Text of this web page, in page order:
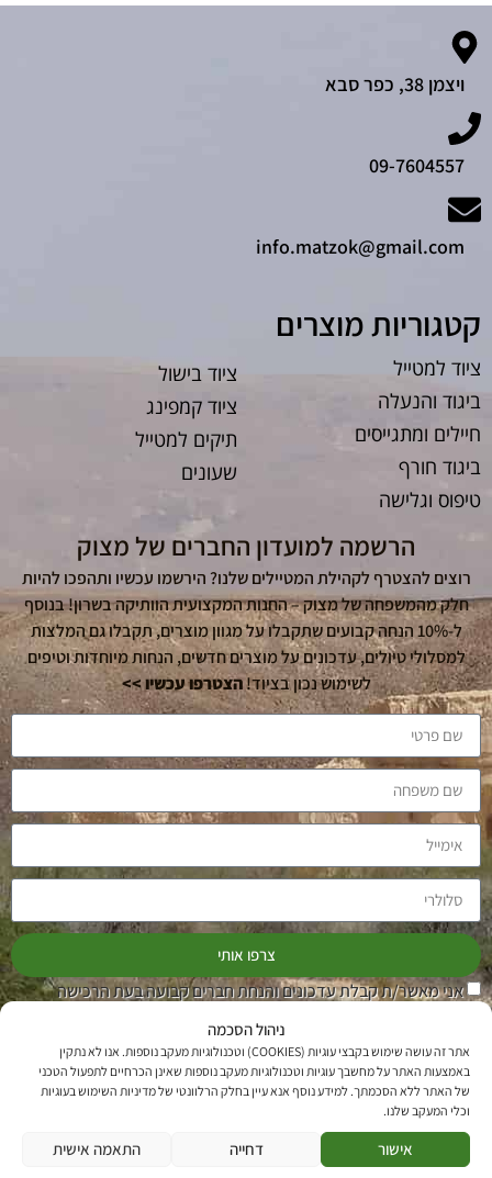
ניהול הסכמה
אתר זה עושה שימוש בקבצי עוגיות (COOKIES) וטכנולוגיות מעקב נוספות. אנו לא נתקין
באמצעות האתר על מחשבך עוגיות וטכנולוגיות מעקב נוספות שאינן הכרחיים לתפעול הטכני
של האתר ללא הסכמתך. למידע נוסף אנא עיין בחלק הרלוונטי של מדיניות השימוש בעוגיות
וכלי המעקב שלנו.
אישור דחייה התאמה אישית
ויצמן 38, כפר סבא
09-7604557
info.matzok@gmail.com
קטגוריות מוצרים
ציוד למטייל
ביגוד והנעלה
חיילים ומתגייסים
ביגוד חורף
טיפוס וגלישה
ציוד בישול
ציוד קמפינג
תיקים למטייל
שעונים
הרשמה למועדון החברים של מצוק
רוצים להצטרף לקהילת המטיילים שלנו? הירשמו עכשיו ותהפכו להיות
חלק מהמשפחה של מצוק – החנות המקצועית הוותיקה בשרון! בנוסף
ל-10% הנחה קבועים שתקבלו על מגוון מוצרים, תקבלו גם המלצות
למסלולי טיולים, עדכונים על מוצרים חדשים, הנחות מיוחדות וטיפים
לשימוש נכון בציוד!הצטרפו עכשיו >>
אני מאשר/ת קבלת עדכונים והנחת חברים קבועה בעת הרכישה
בכל רגע.
צרפו אותי
עקבו אחרינו
© 2026 כל הזכויות שמורות למצוק |